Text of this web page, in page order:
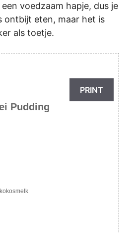
voedzaam hapje, dus je
ontbijt eten, maar het is
als toetje.
PRINT
Pudding